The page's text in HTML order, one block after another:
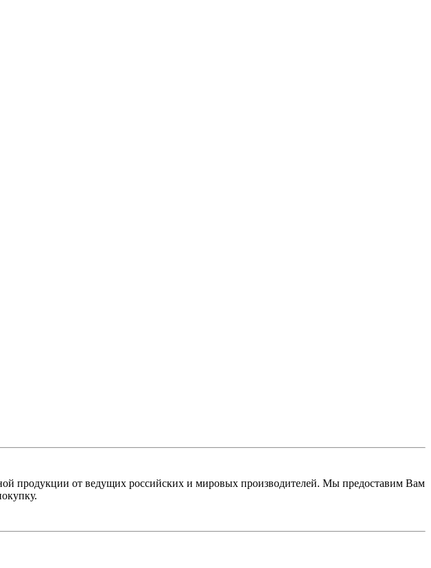
продукции от ведущих российских и мировых производителей. Мы предоставим Вам